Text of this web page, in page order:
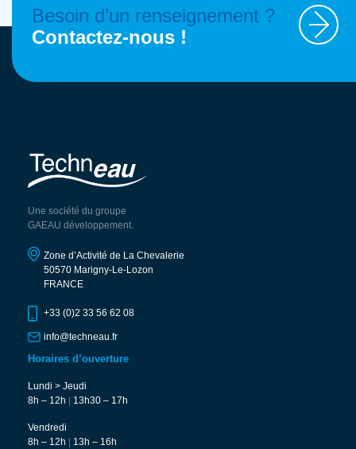
Besoin d’un renseignement ?
Contactez-nous !
Une société du groupe
GAEAU développement.
Zone d’Activité de La Chevalerie
50570 Marigny-Le-Lozon
FRANCE
+33 (0)2 33 56 62 08
info@techneau.fr
Horaires d’ouverture
Lundi > Jeudi
8h – 12h
13h30 – 17h
Vendredi
8h – 12h
13h – 16h